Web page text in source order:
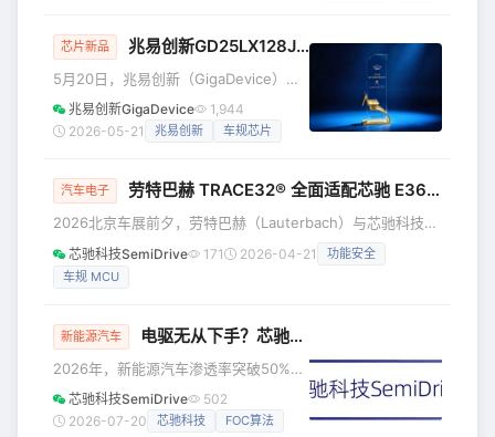
资落地，将进一步巩固芯驰科技在车规芯片领域的技术壁垒、
量产优势与产业生态布局，并加速公司从汽车到具身智能赛道
的全栈「芯」突破。 苏产投成立于2025年，由苏州国投集团
控股，元禾控股、苏
芯片新品 兆易创新GD25LX128J系列车规SPI NOR Flash荣膺AEIF“2026国产
5月20日，兆易创新（GigaDevice）旗
下GD25LX128J系列车规级SPI NOR
Flash凭借卓越的技术创新性与市场表
“2026国产车规芯片新品十强”以及“汽车
分展现了兆易创新在国产车规存储芯片
领域的硬核实力。 ▲2026国产车规芯片
新品十强 ▲汽车电子金芯奖 · 卓越产
兆易创新GigaDevice
1,944
2026-05-21
兆易创新 车规芯片
汽车电子 劳特巴赫 TRACE32® 全面适配芯驰 E3620 智控 MCU，全系
2026北京车展前夕，劳特巴赫（Lauterbach）与芯驰科技共
同宣布：其 TRACE32® 开发工具已完成芯驰新一代智控
MCU 芯片 E3620 的全面适配，实现对芯驰全系列量产车规
为新一代智控 MCU，聚焦汽车高安全、高实时控制场景，搭
配 TRACE32® 工具链，可全面支撑
芯驰科技SemiDrive 171 2026-04-21
功能安全
车规 MCU
新能源汽车 电驱无从下手？芯驰产品有“解”- E3118单电驱解决方案
2026年，新能源汽车渗透率突破50%，
电驱系统正从20,000rpm向30,000rpm
迈进。转速越高，对电机控制算法的算
芯驰科技SemiDrive
502
2026-07-20
芯驰科技 FOC算法